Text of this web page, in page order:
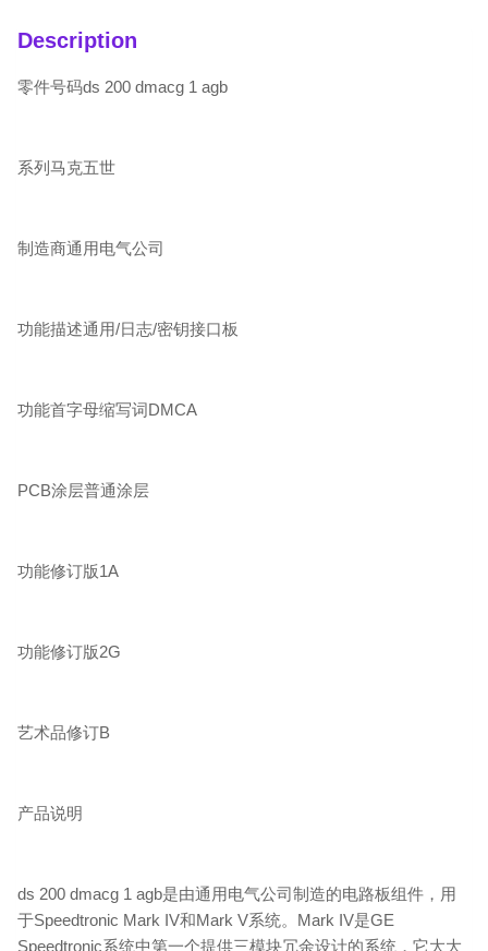
Description
零件号码ds 200 dmacg 1 agb
系列马克五世
制造商通用电气公司
功能描述通用/日志/密钥接口板
功能首字母缩写词DMCA
PCB涂层普通涂层
功能修订版1A
功能修订版2G
艺术品修订B
产品说明
ds 200 dmacg 1 agb是由通用电气公司制造的电路板组件，用
于Speedtronic Mark IV和Mark V系统。Mark IV是GE
Speedtronic系统中第一个提供三模块冗余设计的系统，它大大